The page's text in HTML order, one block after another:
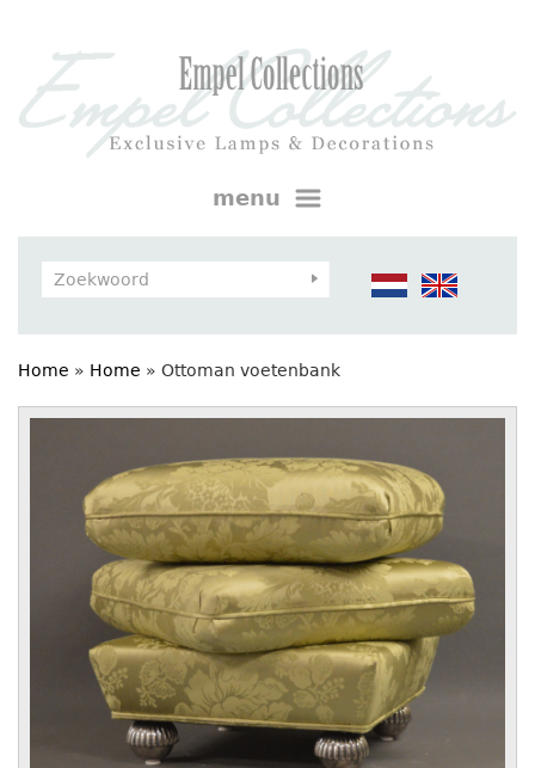
menu
Home » Home » Ottoman voetenbank